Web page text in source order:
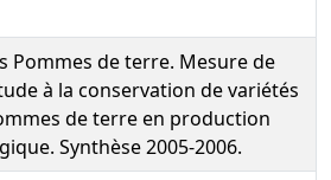
Pommes de terre. Mesure de
à la conservation de variétés
de terre en production
Synthèse 2005-2006.